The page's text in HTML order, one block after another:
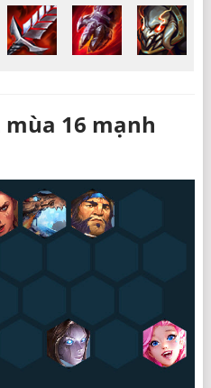
mùa 16 mạnh